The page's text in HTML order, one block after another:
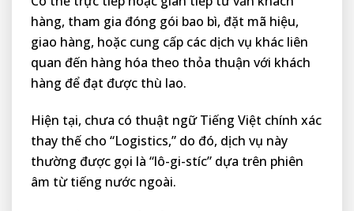
hàng, tham gia đóng gói bao bì, đặt mã hiệu,
giao hàng, hoặc cung cấp các dịch vụ khác liên
quan đến hàng hóa theo thỏa thuận với khách
hàng để đạt được thù lao.
Hiện tại, chưa có thuật ngữ Tiếng Việt chính xác
thay thế cho “Logistics,” do đó, dịch vụ này
thường được gọi là “lô-gi-stíc” dựa trên phiên
âm từ tiếng nước ngoài.